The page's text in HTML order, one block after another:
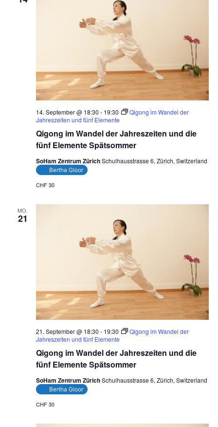
Qigong im Wandel der Jahreszeiten und die
fünf Elemente Spätsommer
14. September @ 18:30 - 19:30
Qigong im Wandel der
Jahreszeiten und fünf Elemente
SoHam Zentrum ZürichSchulhausstrasse 6, Zürich, Switzerland
Bertha Gloor
CHF 30
MO.
21
Qigong im Wandel der Jahreszeiten und die
fünf Elemente Spätsommer
21. September @ 18:30 - 19:30
Qigong im Wandel der
Jahreszeiten und fünf Elemente
SoHam Zentrum ZürichSchulhausstrasse 6, Zürich, Switzerland
Bertha Gloor
CHF 30